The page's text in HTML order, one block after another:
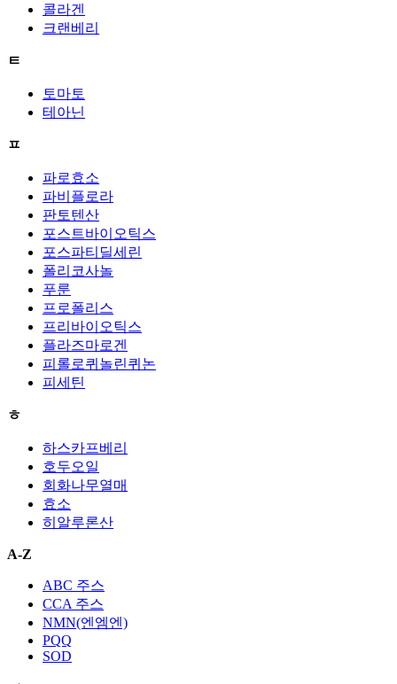
콜라겐
크랜베리
ㅌ
토마토
테아닌
ㅍ
파로효소
파비플로라
판토텐산
포스트바이오틱스
포스파티딜세린
폴리코사놀
푸룬
프로폴리스
프리바이오틱스
플라즈마로겐
피롤로퀴놀린퀴논
피세틴
ㅎ
하스카프베리
호두오일
회화나무열매
효소
히알루론산
A-Z
ABC 주스
CCA 주스
NMN(엔엠엔)
PQQ
SOD